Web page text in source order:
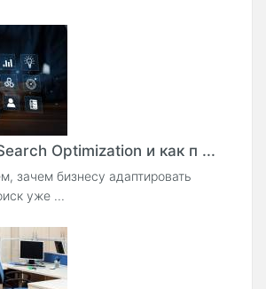
Optimization и как п ...
зачем бизнесу адаптировать
уже ...